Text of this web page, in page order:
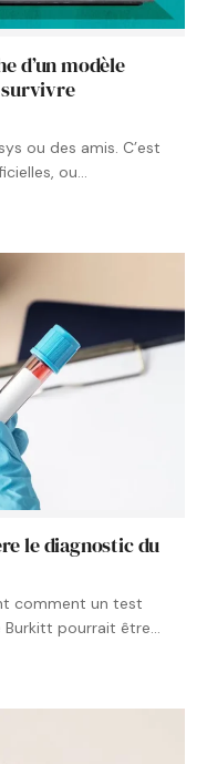
d’un modèle
survivre
ou des amis. C’est
ou…
le diagnostic du
comment un test
Burkitt pourrait être